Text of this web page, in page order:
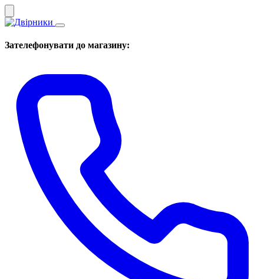
Зателефонувати до магазину: